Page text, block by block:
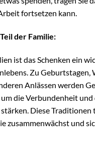
fortsetzen kann.
der Familie:
ist das Schenken ein
Zu Geburtstagen,
Anlässen werden
die Verbundenheit
Diese Traditionen
zusammenwächst und